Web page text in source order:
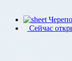
Сейчас